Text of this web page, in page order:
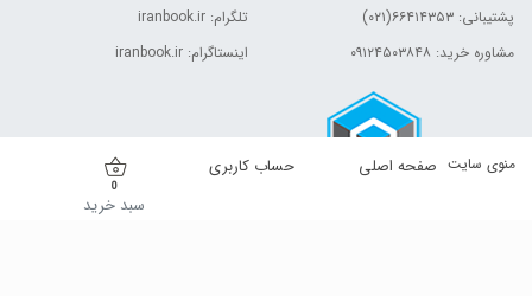
صفحه اصلی منوی سایت حساب کاربری
0
سبد خرید
پشتیبانی: ۶۶۴۱۴۳۵۳(۰۲۱)
مشاوره خرید: ۰۹۱۲۴۵۰۳۸۴۸
تلگرام: iranbook.ir
اینستاگرام: iranbook.ir